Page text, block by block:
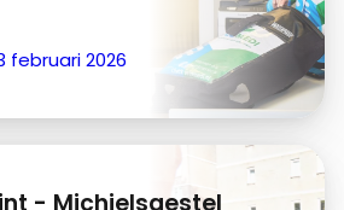
februari 2026
- Michielsgestel